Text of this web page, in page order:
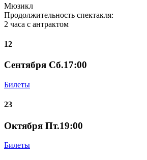
Мюзикл
Продолжительность спектакля:
2 часа с антрактом
12
Сентября Сб.17:00
Билеты
23
Октября Пт.19:00
Билеты